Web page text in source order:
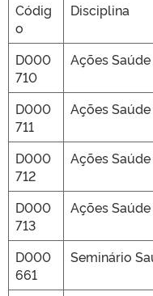
Códig
o
Disciplina
D000
710
Ações
D000
711
Ações
D000
712
Ações
D000
713
Ações
D000
661
Seminário